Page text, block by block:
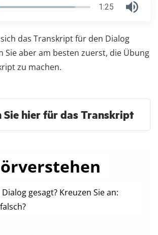
1:25
das Transkript für den Dialog
Sie aber am besten zuerst, die Übung
zu machen.
Sie hier für das Transkript